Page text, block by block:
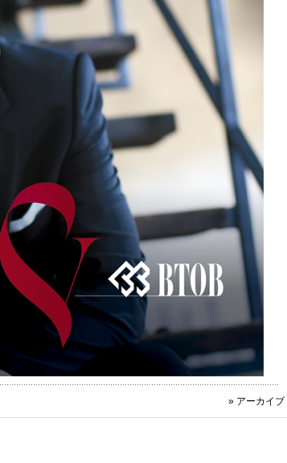
» アーカイブ